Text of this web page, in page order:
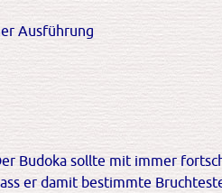
Ausführung
Budoka sollte mit immer
er damit bestimmte